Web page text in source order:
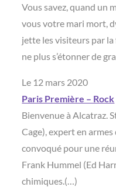
Vous savez, quand un
vous votre mari mort,
jette les visiteurs par
ne plus s’étonner de
Le 12 mars 2020
Paris Première – Rock
Bienvenue à Alcatraz.
Cage), expert en
convoqué pour une
Frank Hummel (Ed
chimiques.(…)